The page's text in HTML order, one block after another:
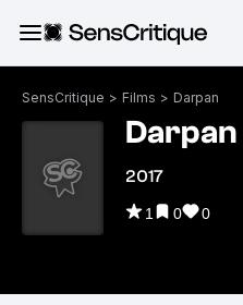
SensCritique > Films > Darpan
Darpan
2017
1 0 0